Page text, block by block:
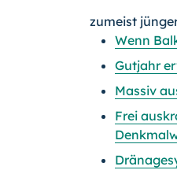
zumeist
Wenn
Gutjahr
Massiv
Frei